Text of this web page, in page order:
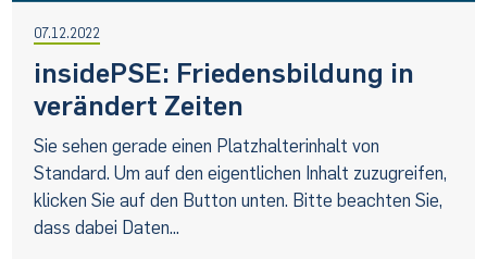
07.12.2022
insidePSE: Friedensbildung in
verändert Zeiten
Sie sehen gerade einen Platzhalterinhalt von
Standard. Um auf den eigentlichen Inhalt zuzugreifen,
klicken Sie auf den Button unten. Bitte beachten Sie,
dass dabei Daten...